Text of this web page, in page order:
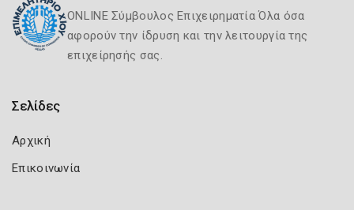
ONLINE Σύμβουλος Επιχειρηματία Όλα όσα
αφορούν την ίδρυση και την λειτουργία της
επιχείρησής σας.
Σελίδες
Αρχική
Επικοινωνία